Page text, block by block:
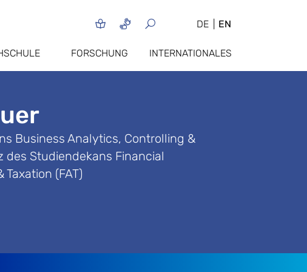
DE EN
FORSCHUNG INTERNATIONALES
Business Analytics, Controlling &
des Studiendekans Financial
(FAT)